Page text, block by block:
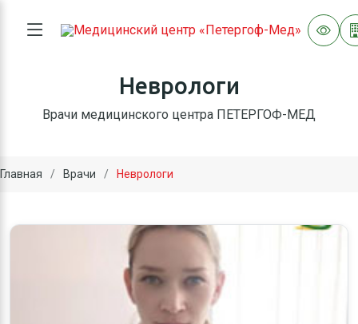
Неврологи
Врачи медицинского центра ПЕТЕРГОФ-МЕД
Главная Врачи Неврологи